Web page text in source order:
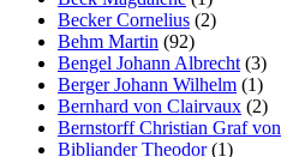
Becker Cornelius (2)
Behm Martin (92)
Bengel Johann Albrecht (3)
Berger Johann Wilhelm (1)
Bernhard von Clairvaux (2)
Bernstorff Christian Graf von
Bibliander Theodor(1)